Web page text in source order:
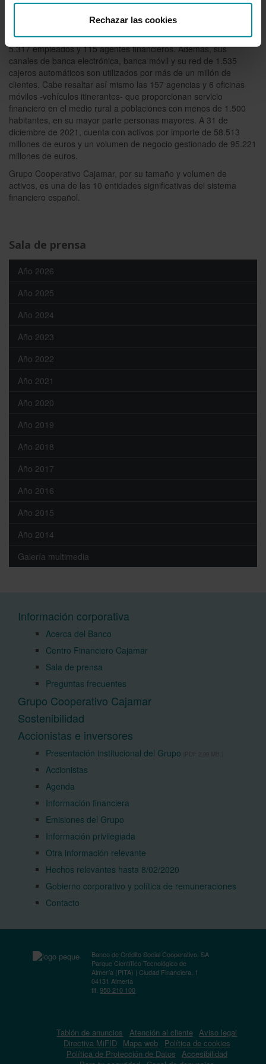
Rechazar las cookies
GRUPO COOPERATIVO CAJAMAR
Es referente de la banca cooperativa en España, con 3,5 millones
de clientes y 1,5 millones de socios, 1.030 oficinas y agencias,
5.317 empleados y 115 agentes financieros. Además, sus
canales de banca electrónica, banca móvil y su red de 1.535
cajeros automáticos son utilizados por más de un millón de
clientes. Cabe resaltar así mismo las 157 agencias y 6 oficinas
móviles -vehículos itinerantes- que proporcionan servicio
financiero en el medio rural a poblaciones con menos de 1.500
habitantes, en su mayor parte personas mayores. A 31 de
diciembre de 2021, cuenta con activos por importe de 58.513
millones de euros y un volumen de negocio gestionado de 95.221
millones de euros.
Grupo Cooperativo Cajamar, por su tamaño y volumen de
activos, es una de las 10 entidades significativas del sistema
financiero español.
Sala de prensa
Año 2026
Año 2025
Año 2024
Año 2023
Año 2022
Año 2021
Año 2020
Año 2019
Año 2018
Año 2017
Año 2016
Año 2015
Año 2014
Galería multimedia
Información corporativa
Acerca del Banco
Centro Financiero Cajamar
Sala de prensa
Preguntas frecuentes
Grupo Cooperativo Cajamar
Sostenibilidad
Accionistas e inversores
Presentación institucional del Grupo
Accionistas
Agenda
Información financiera
Emisiones del Grupo
Información privilegiada
Otra información relevante
Hechos relevantes hasta 8/02/2020
Gobierno corporativo y política de remuneraciones
Contacto
Banco de Crédito Social Cooperativo, SA
Parque Científico-Tecnológico de
Almería (PITA) | Ciudad Financiera, 1
04131 Almería
tlf.950 210 100
Tablón de anuncios Atención al cliente Aviso legal
Directiva MiFID Mapa web
Política de cookies
Política de Protección de Datos Accesibilidad